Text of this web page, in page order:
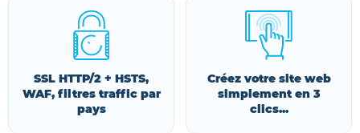
SSL HTTP/2 + HSTS,
WAF, filtres traffic par
pays
Créez votre site web
simplement en 3
clics...